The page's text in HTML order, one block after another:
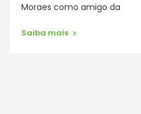
Moraes como amigo da
Saiba mais